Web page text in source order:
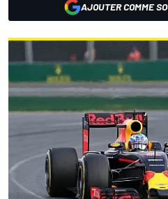
AJOUTER COMME